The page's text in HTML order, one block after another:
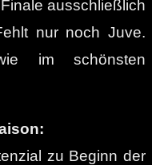
ausschließlich
nur noch Juve.
im schönsten
zu Beginn der